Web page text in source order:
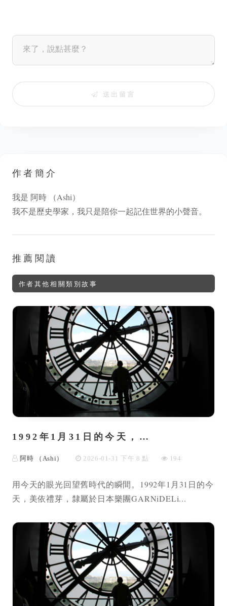
送出留言
作者簡介
我是 阿時 （Ashi）
我不是歷史學家，我只是陪你一起記住世界的小聲音。
推薦閱讀
作者其他相關類別故事
1992年1月31日的今天，…
阿時 （Ashi） 2026-01-31 下午 8 點 194
用今天的眼光回望舊時代的瞬間。1992年1月31日的今
天，美依禮芽，隸屬於日本樂團GARNiDELi...